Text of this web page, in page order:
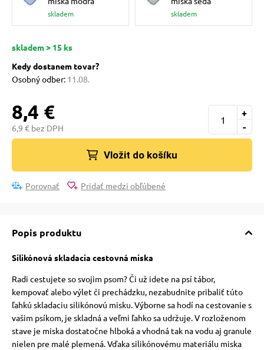
mačky
mačky
podložky
poukazy
skladem skladem
skladem > 15 ks
Kedy dostanem tovar?
Osobný odber: 11.08.
8,4 €
6,9 € bez DPH -
+
Vložit do košíku
Porovnať Pridať medzi obľúbené
Popis produktu
Silikónová skladacia cestovná miska
Radi cestujete so svojim psom? Či už idete na psí tábor,
kempovať alebo výlet či prechádzku, nezabudnite pribaliť túto
ľahkú skladaciu silikónovú misku. Výborne sa hodí na cestovanie s
vašim psíkom, je skladná a veľmi ľahko sa udržuje. V rozloženom
stave je miska dostatočne hlboká a vhodná tak na vodu aj granule
nielen pre malé plemená. Vďaka silikónovému materiálu miska